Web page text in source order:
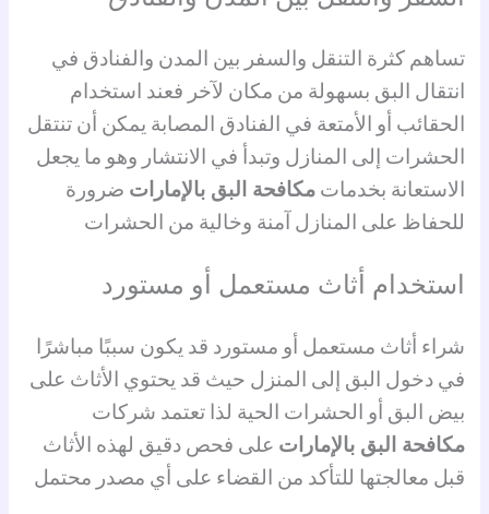
تساهم كثرة التنقل والسفر بين المدن والفنادق في
انتقال البق بسهولة من مكان لآخر فعند استخدام
الحقائب أو الأمتعة في الفنادق المصابة يمكن أن تنتقل
الحشرات إلى المنازل وتبدأ في الانتشار وهو ما يجعل
الاستعانة بخدماتمكافحة البق بالإمارات ضرورة
للحفاظ على المنازل آمنة وخالية من الحشرات
استخدام أثاث مستعمل أو مستورد
شراء أثاث مستعمل أو مستورد قد يكون سببًا مباشرًا
في دخول البق إلى المنزل حيث قد يحتوي الأثاث على
بيض البق أو الحشرات الحية لذا تعتمد شركات
مكافحة البق بالإمارات على فحص دقيق لهذه الأثاث
قبل معالجتها للتأكد من القضاء على أي مصدر محتمل